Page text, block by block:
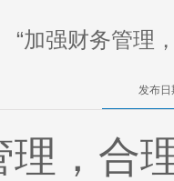
“加强财务管理
发布
理，合